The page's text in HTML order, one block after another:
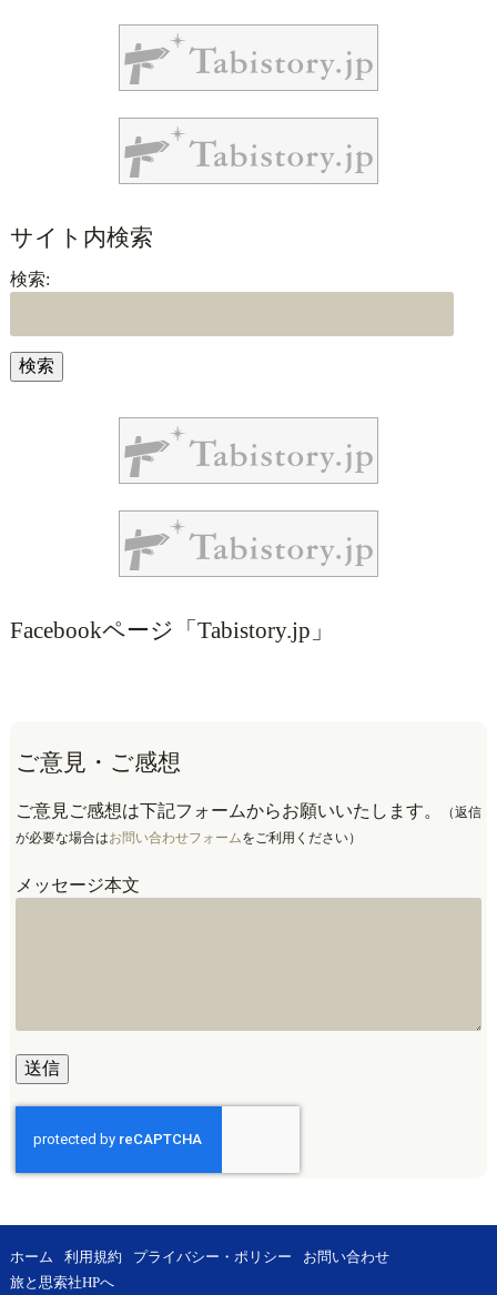
サイト内検索
検索:
Facebookページ「Tabistory.jp」
ご意見・ご感想
ご意見ご感想は下記フォームからお願いいたします。
（返信
が必要な場合はお問い合わせフォームをご利用ください）
メッセージ本文
ホーム 利用規約 プライバシー・ポリシー
お問い合わせ
旅と思索社HPへ